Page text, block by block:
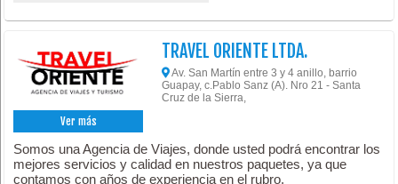
Ver más
TRAVEL ORIENTE LTDA.
Av. San Martín entre 3 y 4 anillo, barrio
Guapay, c.Pablo Sanz (A). Nro 21 - Santa
Cruz de la Sierra,
Somos una Agencia de Viajes, donde usted podrá encontrar los
mejores servicios y calidad en nuestros paquetes, ya que
contamos con años de experiencia en el rubro.